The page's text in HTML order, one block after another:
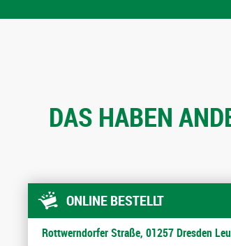
DAS HABEN
ONLINE BESTELLT
Rottwerndorfer Straße, 01257 Dresden